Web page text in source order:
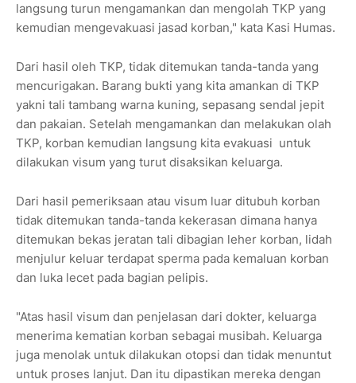
langsung turun mengamankan dan mengolah TKP yang
kemudian mengevakuasi jasad korban," kata Kasi Humas.
Dari hasil oleh TKP, tidak ditemukan tanda-tanda yang
mencurigakan. Barang bukti yang kita amankan di TKP
yakni tali tambang warna kuning, sepasang sendal jepit
dan pakaian. Setelah mengamankan dan melakukan olah
TKP, korban kemudian langsung kita evakuasi untuk
dilakukan visum yang turut disaksikan keluarga.
Dari hasil pemeriksaan atau visum luar ditubuh korban
tidak ditemukan tanda-tanda kekerasan dimana hanya
ditemukan bekas jeratan tali dibagian leher korban, lidah
menjulur keluar terdapat sperma pada kemaluan korban
dan luka lecet pada bagian pelipis.
"Atas hasil visum dan penjelasan dari dokter, keluarga
menerima kematian korban sebagai musibah. Keluarga
juga menolak untuk dilakukan otopsi dan tidak menuntut
untuk proses lanjut. Dan itu dipastikan mereka dengan